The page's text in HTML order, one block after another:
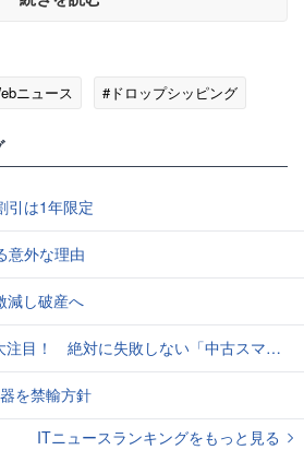
ニュース #ドロップシッピング
引は1年限定
意外な理由
減し破産へ
対に失敗しない「中古スマホ」の売り方＆買い方
を禁輸方針
ITニュースランキングをもっと見る